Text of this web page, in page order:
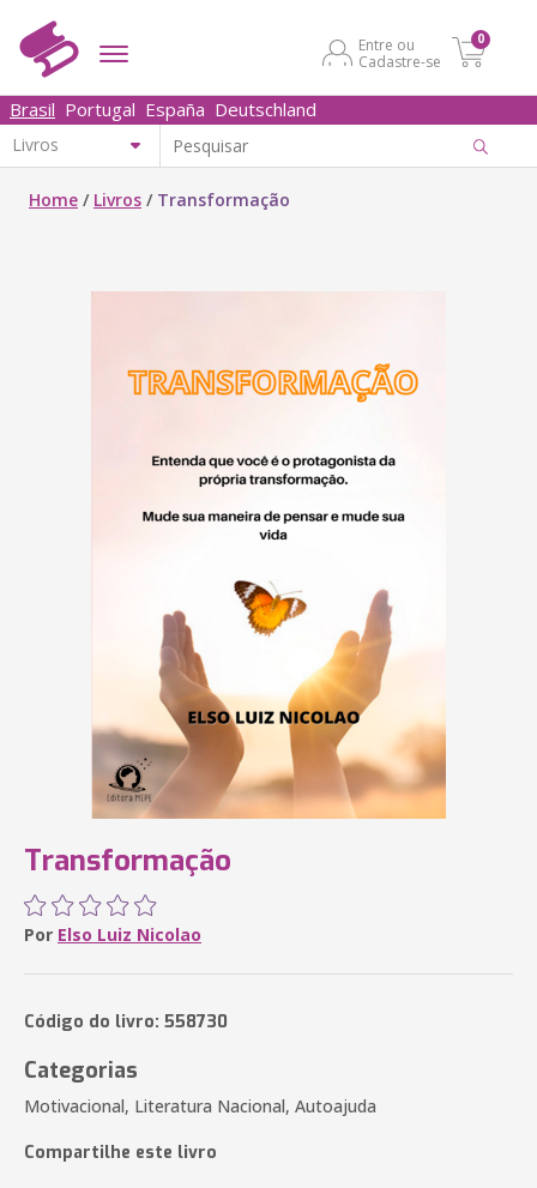
Entre ou
Cadastre-se
0
Brasil Portugal España Deutschland
Home / Livros / Transformação
Transformação
Por Elso Luiz Nicolao
Código do livro: 558730
Categorias
Motivacional, Literatura Nacional, Autoajuda
Compartilhe este livro